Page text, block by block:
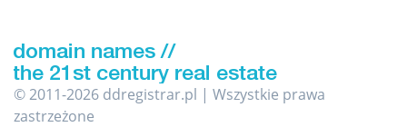
© 2011-2026 ddregistrar.pl | Wszystkie prawa
zastrzeżone